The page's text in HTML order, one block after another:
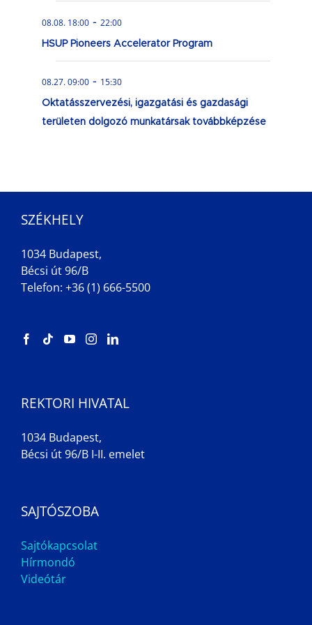
08.08. 18:00 - 22:00
HSUP Pioneers Accelerator Program
08.27. 09:00 - 15:30
Oktatásszervezési, igazgatási és gazdasági
területen dolgozó munkatársak továbbképzése
SZÉKHELY
1034 Budapest,
Bécsi út 96/B
Telefon: +36 (1) 666-5500
REKTORI HIVATAL
1034 Budapest,
Bécsi út 96/B I-II. emelet
SAJTÓSZOBA
Sajtókapcsolat
Hírmondó
Videótár